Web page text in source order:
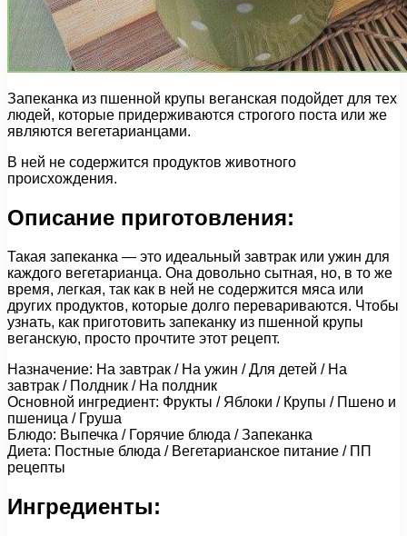
Запеканка из пшенной крупы веганская подойдет для тех
людей, которые придерживаются строгого поста или же
являются вегетарианцами.
В ней не содержится продуктов животного
происхождения.
Описание приготовления:
Такая запеканка — это идеальный завтрак или ужин для
каждого вегетарианца. Она довольно сытная, но, в то же
время, легкая, так как в ней не содержится мяса или
других продуктов, которые долго перевариваются. Чтобы
узнать, как приготовить запеканку из пшенной крупы
веганскую, просто прочтите этот рецепт.
Назначение: На завтрак / На ужин / Для детей / На
завтрак / Полдник / На полдник
Основной ингредиент: Фрукты / Яблоки / Крупы / Пшено и
пшеница / Груша
Блюдо: Выпечка / Горячие блюда / Запеканка
Диета: Постные блюда / Вегетарианское питание / ПП
рецепты
Ингредиенты: